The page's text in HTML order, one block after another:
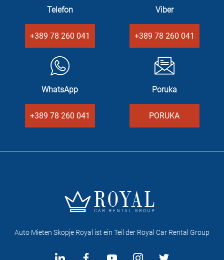
Telefon
+389 78 260 041
Viber
+389 78 260 041
WhatsApp
+389 78 260 041
Poruka
PORUKA
Auto Mieten Skopje Royal ist ein Teil der Royal Car Rental Group